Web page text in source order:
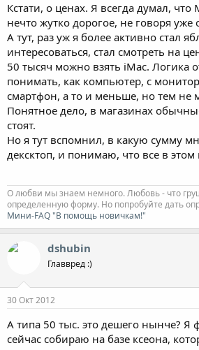
Кстати, о ценах. Я всегда думал, что
нечто жутко дорогое, не говоря уже
А тут, раз уж я более активно стал
интересоваться, стал смотреть на
50 тысяч можно взять iMac. Логика
понимать, как компьютер, с
смартфон, а то и меньше, но тем не
Понятное дело, в магазинах
стоят.
Но я тут вспомнил, в какую сумму
дексктоп, и понимаю, что все в
О любви мы знаем немного. Любовь - что
определенную форму. Но попробуйте дать
Мини-FAQ "В помощь новичкам!"
dshubin
Главвред :)
30 Окт 2012
А типа 50 тыс. это дешего нынче? Я
сейчас собираю на базе ксеона,